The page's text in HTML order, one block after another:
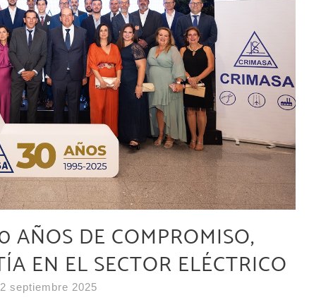
AÑOS DE COMPROMISO,
EN EL SECTOR ELÉCTRICO
septiembre 2025